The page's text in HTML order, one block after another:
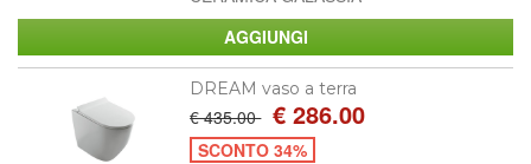
DREAM vaso a terra
€ 435.00 € 286.00
SCONTO 34%